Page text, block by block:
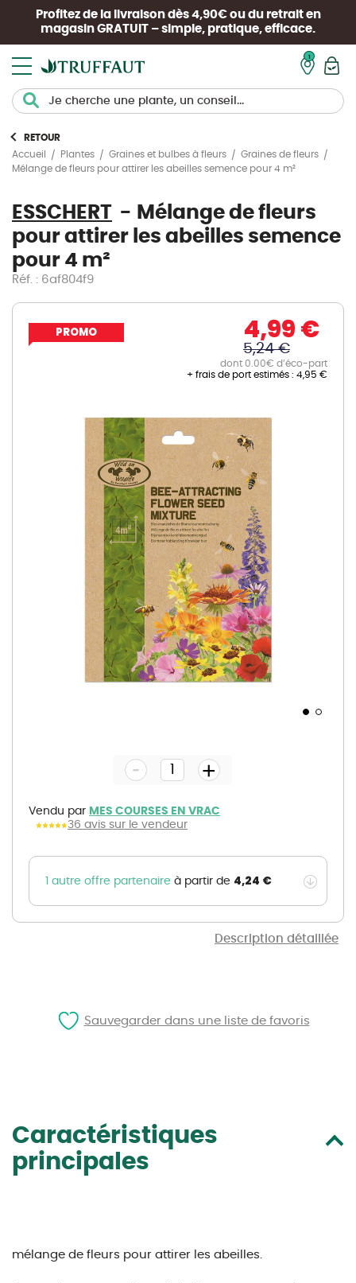
Profitez de la livraison dès 4,90€ ou du retrait en
magasin GRATUIT – simple, pratique, efficace.
RETOUR
Accueil
Plantes Graines et bulbes à fleurs
Graines de fleurs
Mélange de fleurs pour attirer les abeilles semence pour 4 m²
ESSCHERT
Mélange de fleurs
pour attirer les abeilles semence
pour 4 m²
Réf. : 6af804f9
Description détaillée
PROMO 4,99 €
5,24 €
dont 0.00€ d’éco-part
+ frais de port estimés : 4,95 €
gallery
Vendu par MES COURSES EN VRAC
36 avis sur le vendeur
- +
1 autre offre partenaire à partir de 4,24 €
Caractéristiques
principales
mélange de fleurs pour attirer les abeilles.
Sauvegarder dans une liste de favoris